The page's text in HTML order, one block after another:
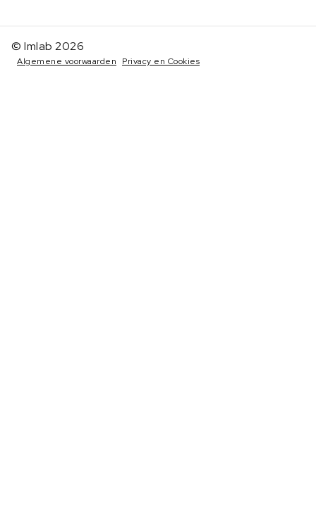
© Imlab 2026
Algemene voorwaarden Privacy en Cookies